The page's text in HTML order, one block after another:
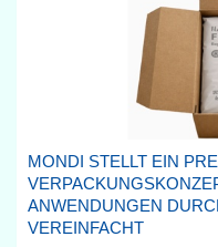
MONDI STELLT EIN
ANWENDUNGEN
VEREINFACHT